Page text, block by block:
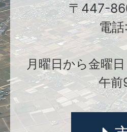
〒447-
電
月曜日から金曜
午前